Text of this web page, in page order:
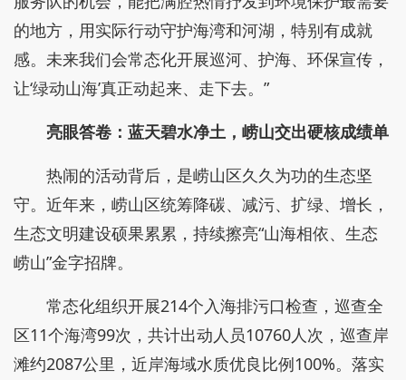
的地方，用实际行动守护海湾和河湖，特别有成就
感。未来我们会常态化开展巡河、护海、环保宣传，
让‘绿动山海’真正动起来、走下去。”
亮眼答卷：蓝天碧水净土，崂山交出硬核成绩单
热闹的活动背后，是崂山区久久为功的生态坚
守。近年来，崂山区统筹降碳、减污、扩绿、增长，
生态文明建设硕果累累，持续擦亮“山海相依、生态
崂山”金字招牌。
常态化组织开展214个入海排污口检查，巡查全
区11个海湾99次，共计出动人员10760人次，巡查岸
滩约2087公里，近岸海域水质优良比例100%。落实